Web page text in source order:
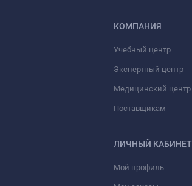
КОМПАНИЯ
Учебный центр
Экспертный центр
Медицинский центр
Поставщикам
ЛИЧНЫЙ КАБИНЕТ
Мой профиль